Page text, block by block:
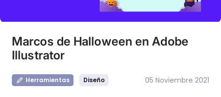
Marcos de Halloween en Adobe
Illustrator
Herramientas Diseño 05 Noviembre 2021